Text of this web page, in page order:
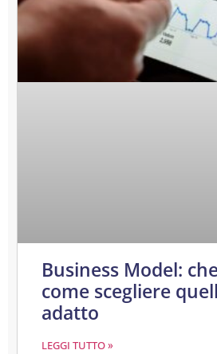
Business Model:
come scegliere
adatto
LEGGI TUTTO »